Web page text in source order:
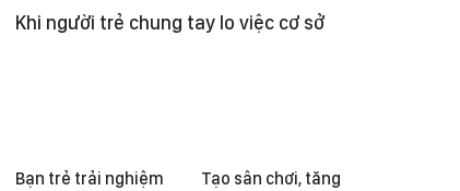
Khi người trẻ chung tay lo việc cơ sở
Bạn trẻ trải nghiệm
Tạo sân chơi, tăng